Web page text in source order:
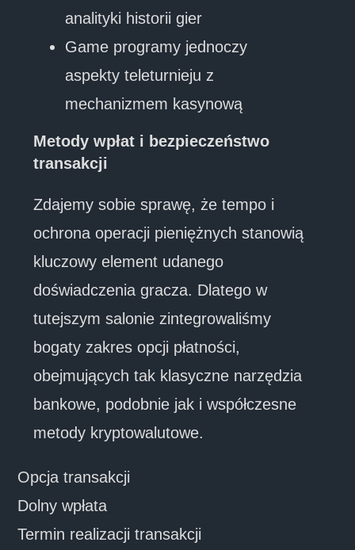
analityki historii gier
Game programy jednoczy
aspekty teleturnieju z
mechanizmem kasynową
Metody wpłat i bezpieczeństwo
transakcji
Zdajemy sobie sprawę, że tempo i
ochrona operacji pieniężnych stanowią
kluczowy element udanego
doświadczenia gracza. Dlatego w
tutejszym salonie zintegrowaliśmy
bogaty zakres opcji płatności,
obejmujących tak klasyczne narzędzia
bankowe, podobnie jak i współczesne
metody kryptowalutowe.
Opcja transakcji
Dolny wpłata
Termin realizacji transakcji